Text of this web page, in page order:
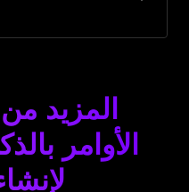
المزيد
الأوامر